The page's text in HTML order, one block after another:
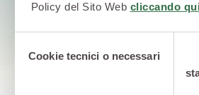
Policy del Sito Web cliccando qui
Cookie tecnici o necessari